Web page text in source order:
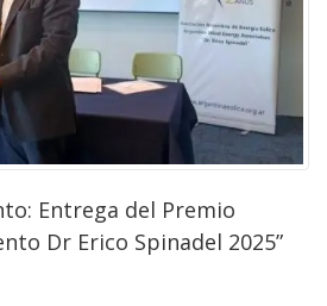
Entrega del Premio
Dr Erico Spinadel 2025”